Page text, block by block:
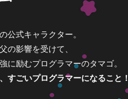
公式キャラクター。
の影響を受けて、
に励むプログラマーのタマゴ。
すごいプログラマーになること